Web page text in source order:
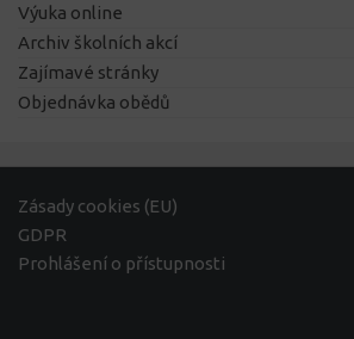
Výuka online
Archiv školních akcí
Zajímavé stránky
Objednávka obědů
Zásady cookies (EU)
GDPR
Prohlášení o přístupnosti